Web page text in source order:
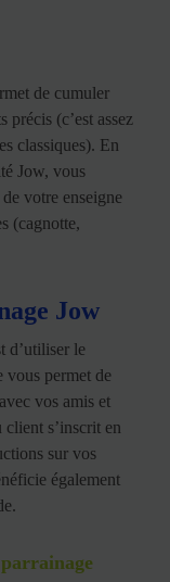
de cumuler
précis (c’est assez
classiques). En
Jow, vous
votre enseigne
(cagnotte,
Jow
d’utiliser le
vous permet de
vos amis et
s’inscrit en
sur vos
également